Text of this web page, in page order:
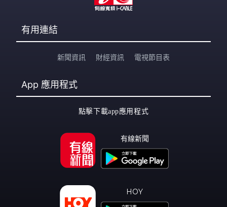
有用連結
新聞資訊 財經資訊 電視節目表
App 應用程式
點擊下載app應用程式
有線新聞
HOY